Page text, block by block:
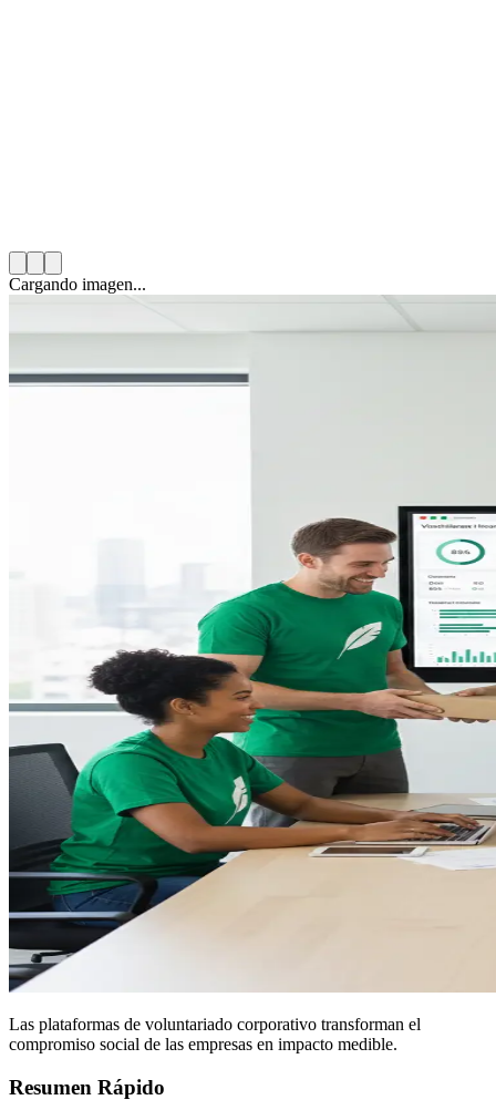
Cargando imagen...
Las plataformas de voluntariado corporativo transforman el
compromiso social de las empresas en impacto medible.
Resumen Rápido